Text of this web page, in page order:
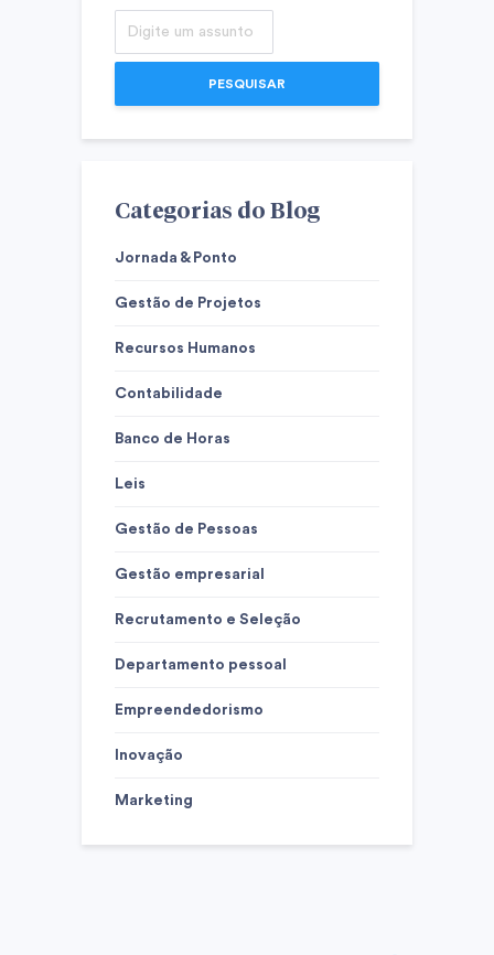
PESQUISAR
Categorias do Blog
Jornada & Ponto
Gestão de Projetos
Recursos Humanos
Contabilidade
Banco de Horas
Leis
Gestão de Pessoas
Gestão empresarial
Recrutamento e Seleção
Departamento pessoal
Empreendedorismo
Inovação
Marketing